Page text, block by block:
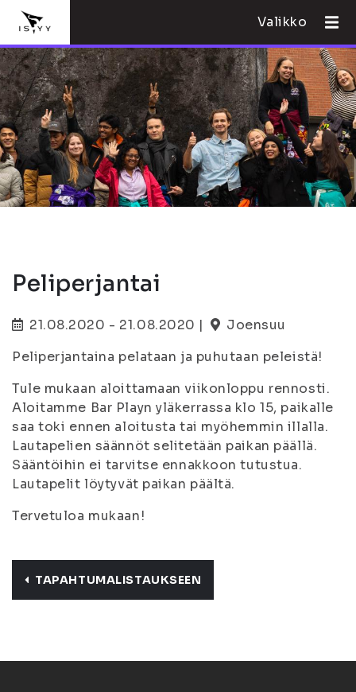
Valikko
Peliperjantai
21.08.2020 - 21.08.2020 |
Joensuu
Peliperjantaina pelataan ja puhutaan peleistä!
Tule mukaan aloittamaan viikonloppu rennosti.
Aloitamme Bar Playn yläkerrassa klo 15, paikalle
saa toki ennen aloitusta tai myöhemmin illalla.
Lautapelien säännöt selitetään paikan päällä.
Sääntöihin ei tarvitse ennakkoon tutustua.
Lautapelit löytyvät paikan päältä.
Tervetuloa mukaan!
TAPAHTUMALISTAUKSEEN